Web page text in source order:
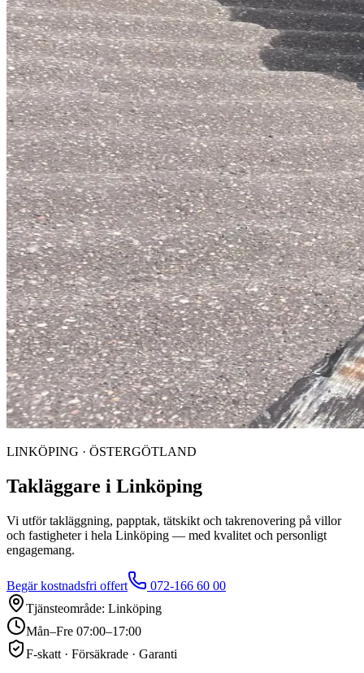
LINKÖPING · ÖSTERGÖTLAND
Takläggare i Linköping
Vi utför takläggning, papptak, tätskikt och takrenovering på villor
och fastigheter i hela Linköping — med kvalitet och personligt
engagemang.
Begär kostnadsfri offert
072-166 60 00
Tjänsteområde: Linköping
Mån–Fre 07:00–17:00
F-skatt · Försäkrade · Garanti